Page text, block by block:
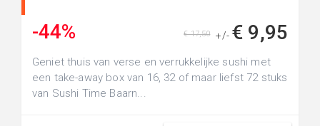
-44% +/- € 9,95
€ 17,50
Geniet thuis van verse en verrukkelijke sushi met
een take-away box van 16, 32 of maar liefst 72 stuks
van Sushi Time Baarn...